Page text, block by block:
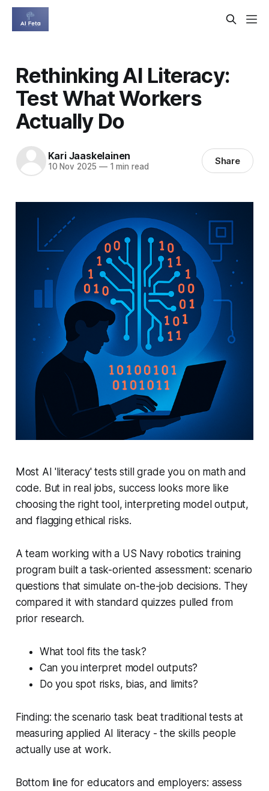
Rethinking AI Literacy:
Test What Workers
Actually Do
Kari Jaaskelainen
10 Nov 2025 —1 min read Share
Most AI 'literacy' tests still grade you on math and
code. But in real jobs, success looks more like
choosing the right tool, interpreting model output,
and flagging ethical risks.
A team working with a US Navy robotics training
program built a task-oriented assessment: scenario
questions that simulate on-the-job decisions. They
compared it with standard quizzes pulled from
prior research.
What tool fits the task?
Can you interpret model outputs?
Do you spot risks, bias, and limits?
Finding: the scenario task beat traditional tests at
measuring applied AI literacy - the skills people
actually use at work.
Bottom line for educators and employers: assess